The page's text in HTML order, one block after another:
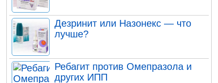
Дезринит или Назонекс — что
лучше?
Ребагит против Омепразола и
других ИПП